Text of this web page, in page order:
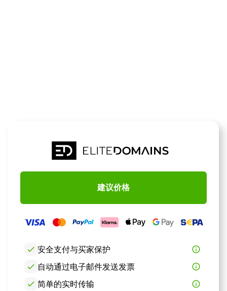
建议价格
check 安全支付与买家保护
info_outline
check 自动通过电子邮件发送发票
info_outline
check 简单的实时传输 info_outline